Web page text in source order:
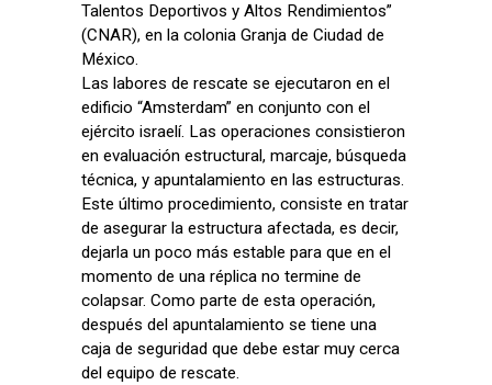
Talentos Deportivos y Altos Rendimientos”
(CNAR), en la colonia Granja de Ciudad de
México.
Las labores de rescate se ejecutaron en el
edificio “Amsterdam” en conjunto con el
ejército israelí. Las operaciones consistieron
en evaluación estructural, marcaje, búsqueda
técnica, y apuntalamiento en las estructuras.
Este último procedimiento, consiste en tratar
de asegurar la estructura afectada, es decir,
dejarla un poco más estable para que en el
momento de una réplica no termine de
colapsar. Como parte de esta operación,
después del apuntalamiento se tiene una
caja de seguridad que debe estar muy cerca
del equipo de rescate.